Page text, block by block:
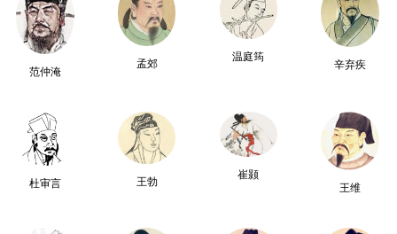
范仲淹
孟郊
温庭筠
辛弃疾
杜审言 王勃
崔颢
王维